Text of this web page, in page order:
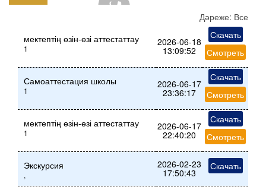
Дәреже: Все
мектептің өзін-өзі аттестаттау
1
2026-06-18
13:09:52
Скачать
Смотреть
Самоаттестация школы
1
2026-06-17
23:36:17
Скачать
Смотреть
мектептің өзін-өзі аттестаттау
1
2026-06-17
22:40:20
Скачать
Смотреть
Экскурсия
,
2026-02-23
17:50:43
Скачать